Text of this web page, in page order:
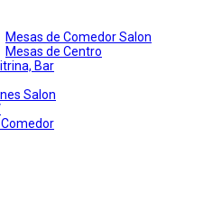
Mesas de Comedor Salon
Mesas de Centro
Bar
Salon